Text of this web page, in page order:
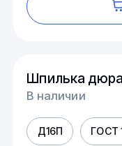
Шпилька
В наличии
Д16П ГОСТ